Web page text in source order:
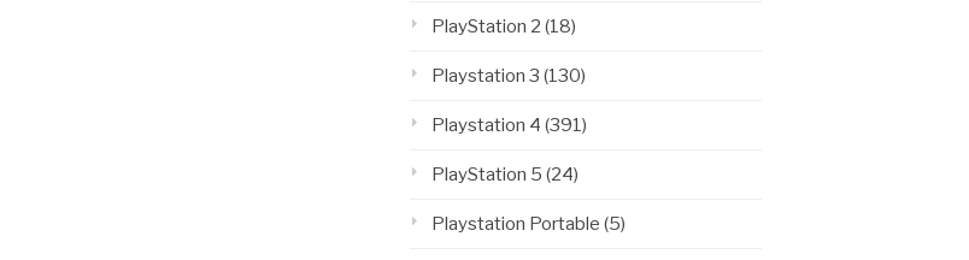
PlayStation 2 (18)
Playstation 3 (130)
Playstation 4 (391)
PlayStation 5 (24)
Playstation Portable (5)